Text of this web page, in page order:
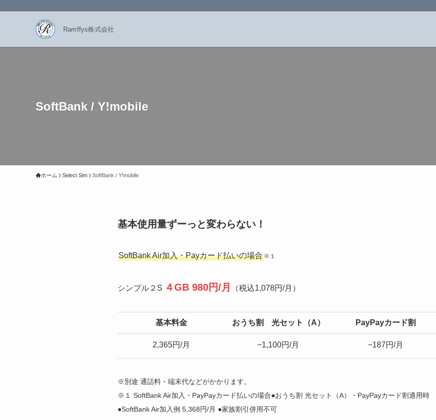
Ramffys株式会社
SoftBank / Y!mobile
ホーム Select Sim SoftBank / Y!mobile
基本使用量ずーっと変わらない！
SoftBank Air加入・Payカード払いの場合 ※１
シンプル２S ４GB 980円/月 （税込1,078円/月）
基本料金 おうち割 光セット（A） PayPayカード割
2,365円/月 −1,100円/月 −187円/月
※別途 通話料・端末代などがかかります。
※１ SoftBank Air加入・PayPayカード払いの場合●おうち割 光セット（A）・PayPayカード割適用時
●SoftBank Air加入例 5,368円/月 ●家族割引併用不可